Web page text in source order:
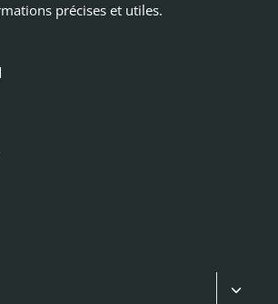
précises et utiles.